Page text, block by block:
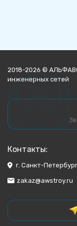
2018-2026 ©
инженерных сетей
Контакты:
г. Санкт-
zakaz@awstroy.ru